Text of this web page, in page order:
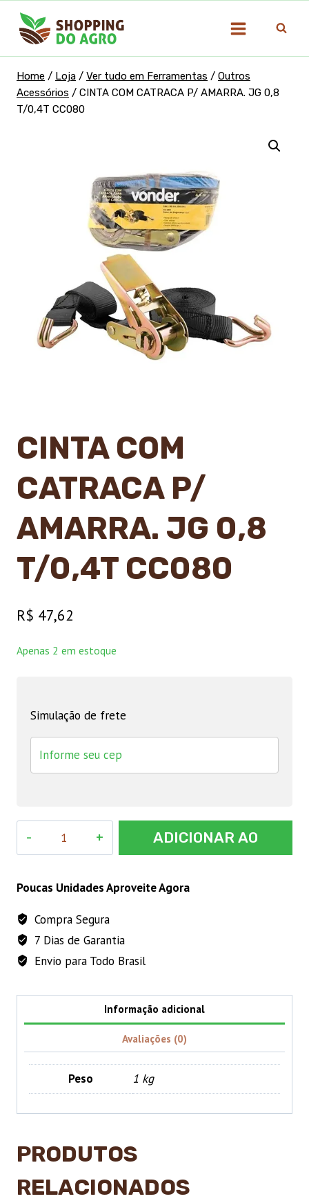
para
Home / Loja / Ver tudo em Ferramentas / Outros
Acessórios / CINTA COM CATRACA P/ AMARRA. JG 0,8
T/0,4T CC080
CINTA COM
CATRACA P/
AMARRA. JG 0,8
T/0,4T CC080
R$ 47,62
Apenas 2 em estoque
Simulação de frete
P/
JG
0,8
T/0,4T
quantidade
ADICIONAR AO
Poucas Unidades Aproveite Agora
Compra Segura
7 Dias de Garantia
Envio para Todo Brasil
Informação adicional
Avaliações (0)
Peso 1 kg
PRODUTOS
RELACIONADOS